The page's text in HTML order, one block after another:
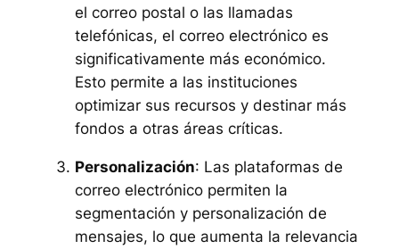
el correo postal o las llamadas
telefónicas, el correo electrónico es
significativamente más económico.
Esto permite a las instituciones
optimizar sus recursos y destinar más
fondos a otras áreas críticas.
Personalización: Las plataformas de
correo electrónico permiten la
segmentación y personalización de
mensajes, lo que aumenta la relevancia